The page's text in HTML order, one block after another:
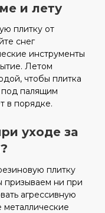
и лету
плитку от
снег
инструменты
Летом
чтобы плитка
под палящим
в порядке.
уходе за
плитку
призываем ни при
агрессивную